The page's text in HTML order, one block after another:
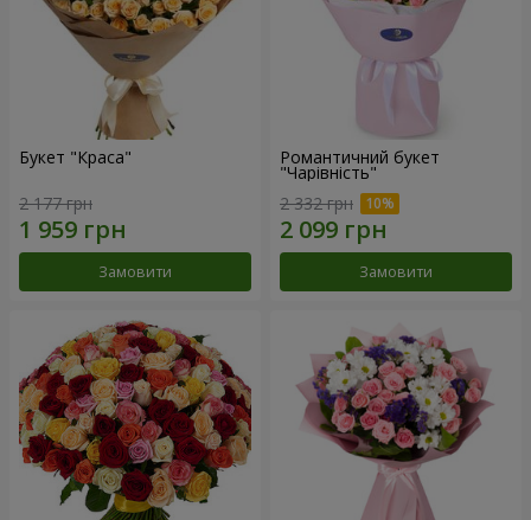
Букет "Краса"
2 177 грн
Замовити
Романтичний букет
"Чарівність"
2 332 грн
Замовити